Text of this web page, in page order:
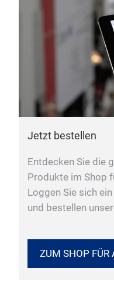
Jetzt bestellen
Entdecken Sie die
Produkte im Shop
Loggen Sie sich
und bestellen
ZUM SHOP FÜR